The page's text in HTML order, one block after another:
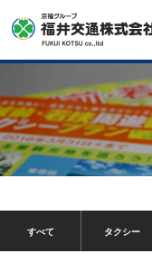
すべて タクシー